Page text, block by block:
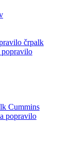
črpalk
popravilo
Cummins
popravilo